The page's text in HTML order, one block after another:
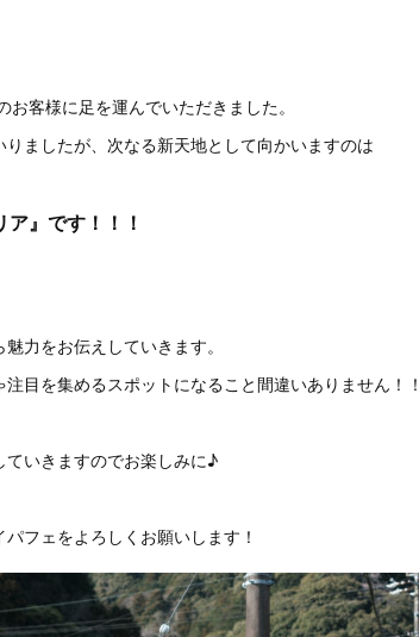
客様に足を運んでいただきました。
ましたが、次なる新天地として向かいますのは
ア』です！！！
力をお伝えしていきます。
目を集めるスポットになること間違いありません！
いきますのでお楽しみに♪
フェをよろしくお願いします！